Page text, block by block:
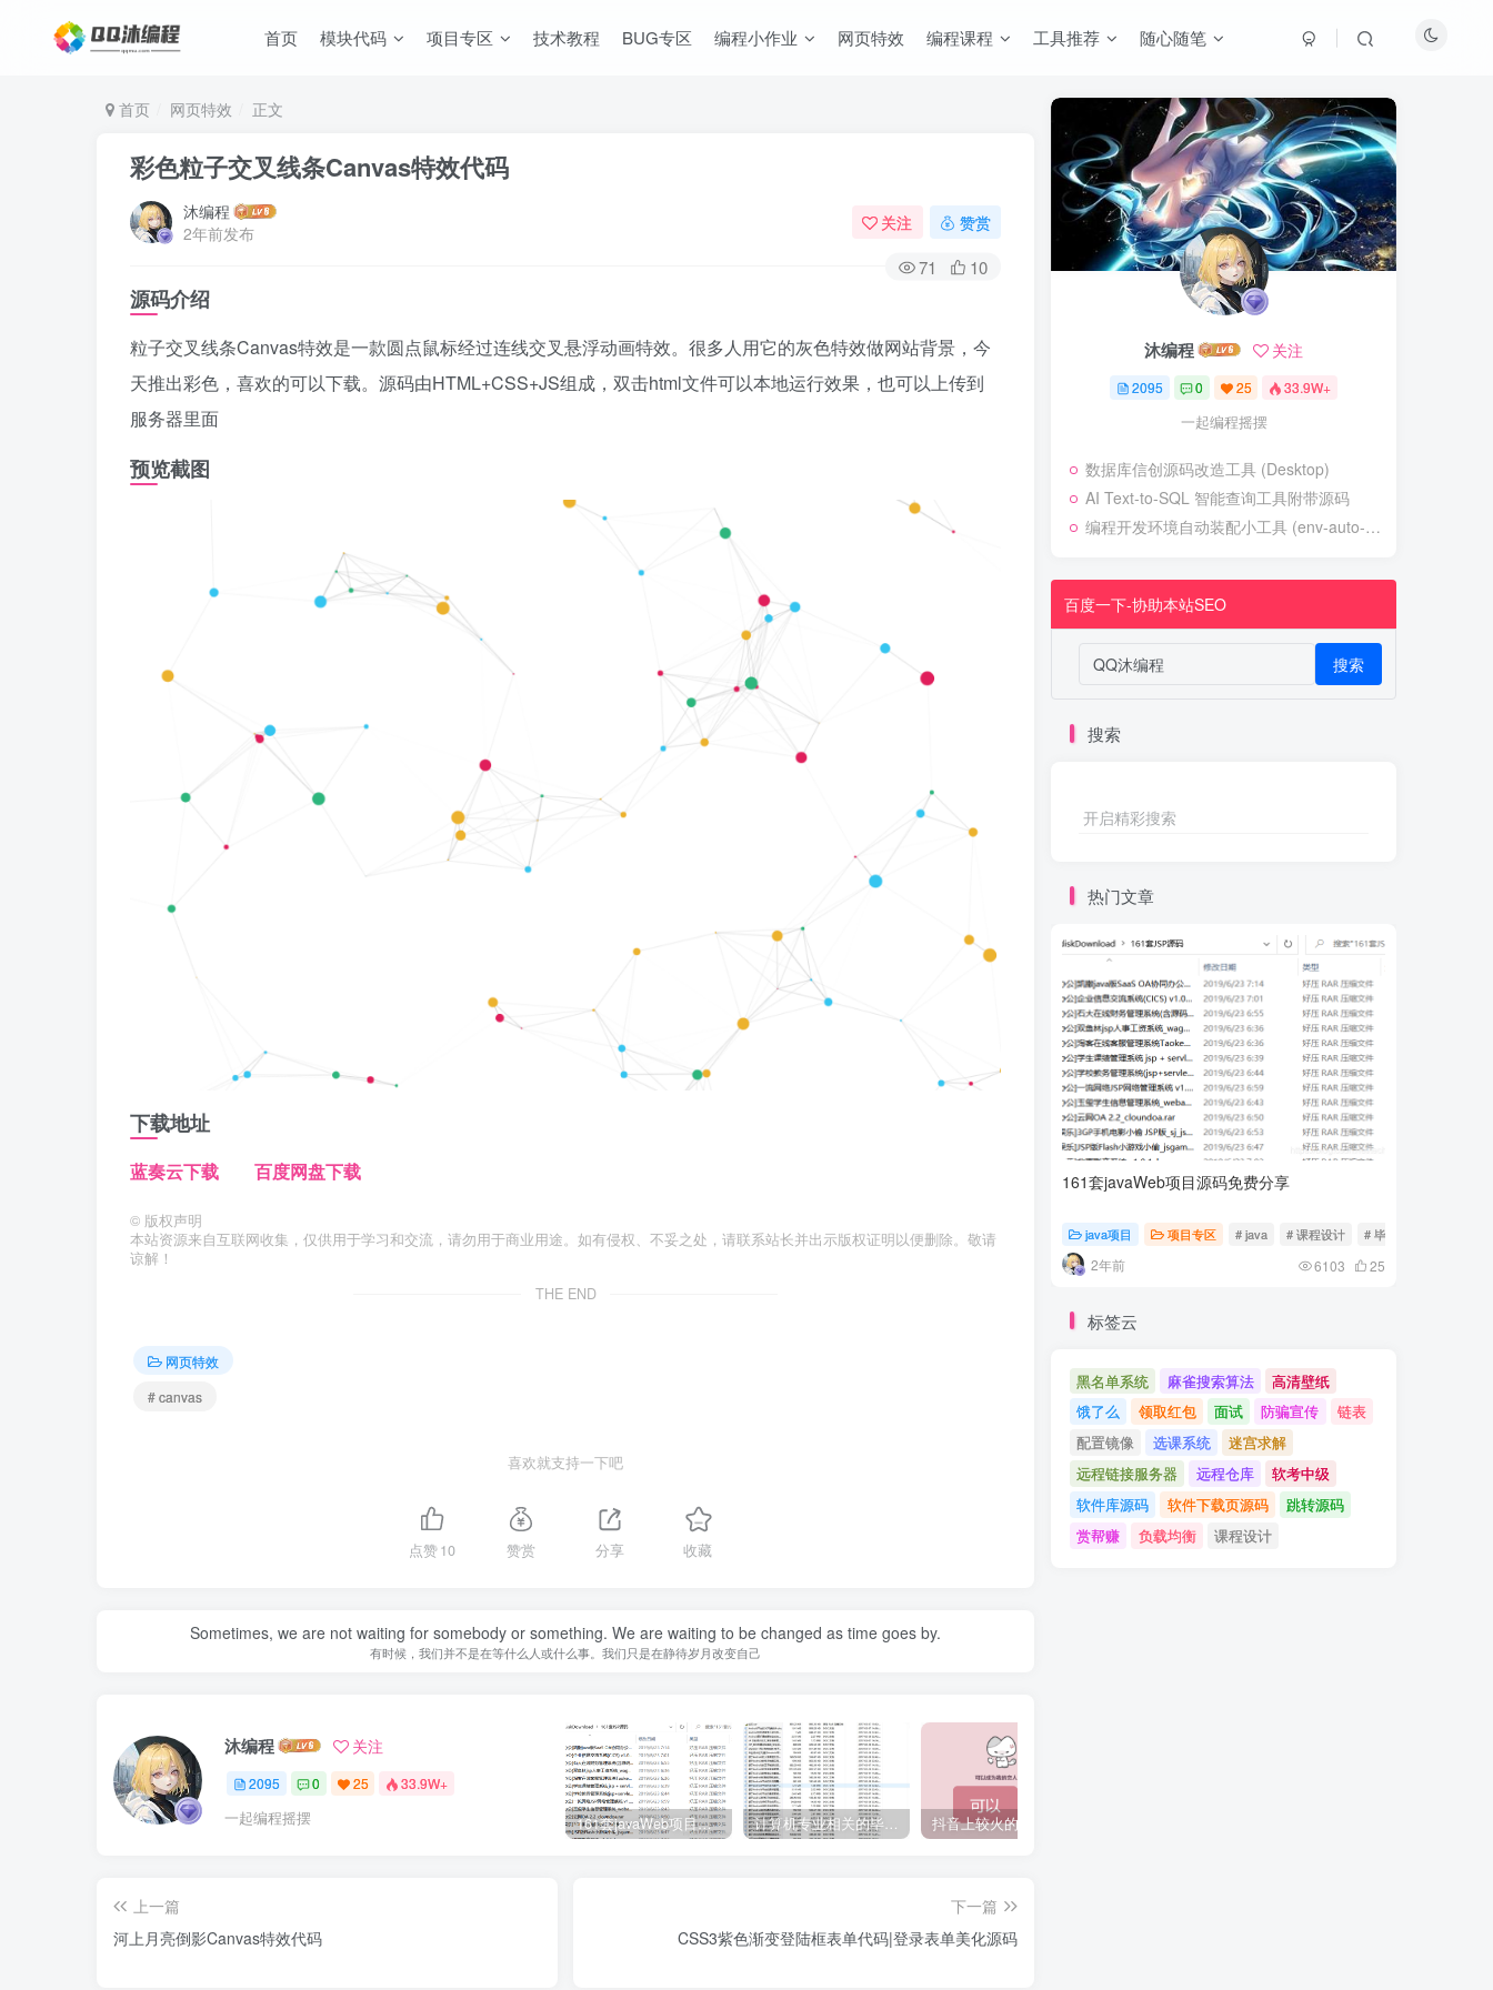
首页 模块代码 项目专区 技术教程 BUG专区 编程小作业 网页特效 编程课程 工具推荐 随心随笔
首页 网页特效 正文
彩色粒子交叉线条Canvas特效代码
沐编程
2年前发布
关注 赞赏
71 10
源码介绍
粒子交叉线条Canvas特效是一款圆点鼠标经过连线交叉悬浮动画特效。很多人用它的灰色特效做网站背景，今
天推出彩色，喜欢的可以下载。源码由HTML+CSS+JS组成，双击html文件可以本地运行效果，也可以上传到
服务器里面
预览截图
下载地址
蓝奏云下载 百度网盘下载
© 版权声明
本站资源来自互联网收集，仅供用于学习和交流，请勿用于商业用途。如有侵权、不妥之处，请联系站长并出示版权证明以便删除。敬请
谅解！
THE END
网页特效
# canvas
喜欢就支持一下吧
点赞10 赞赏 分享 收藏
Sometimes, we are not waiting for somebody or something. We are waiting to be changed as time goes by.
有时候，我们并不是在等什么人或什么事。我们只是在静待岁月改变自己
沐编程 关注
2095 0 25 33.9W+
一起编程摇摆 161套javaWeb项目源码免费分享 计算机专业相关的毕业设计论文合集免费下载
上一篇
河上月亮倒影Canvas特效代码
下一篇
CSS3紫色渐变登陆框表单代码|登录表单美化源码
沐编程 关注
2095 0 25 33.9W+
一起编程摇摆
数据库信创源码改造工具 (Desktop)
AI Text-to-SQL 智能查询工具附带源码
编程开发环境自动装配小工具 (env-auto-setup)
百度一下-协助本站SEO
搜索
搜索
开启精彩搜索
热门文章
161套javaWeb项目源码免费分享
java项目 项目专区 # java # 课程设计 # 毕业设计
2年前 6103 25
标签云
黑名单系统 麻雀搜索算法
高清壁纸
饿了么
领取红包 面试 防骗宣传
链表
配置镜像
选课系统
迷宫求解
远程链接服务器
远程仓库
软考中级
软件库源码
软件下载页源码
跳转源码
赏帮赚
负载均衡 课程设计